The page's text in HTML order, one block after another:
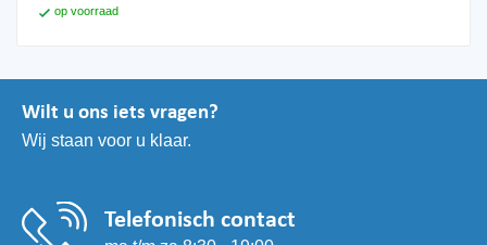
op voorraad
Wilt u ons iets vragen?
Wij staan voor u klaar.
Telefonisch contact